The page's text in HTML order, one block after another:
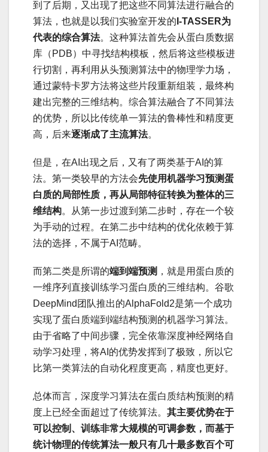
到了后期，又出现了把这些不同算法进行融合的
算法，也就是以我们实验室开发的 I-TASSER为
代表的综合算法。这种算法首先会从蛋白质数据
库（PDB）中寻找结构模板，然后将这些模板进
行切割，再利用从头预测算法中的物理学力场，
通过蒙特卡罗方法将这些片段重新组装，最终构
建出完整的三维结构。综合算法融合了不同算法
的优势，所以比传统单一算法的鲁棒性和精度更
高，后来逐渐成了主流算法。
但是，在AI出现之后，又有了两类基于AI的算
法。第一类较早的方法会先使用机器学习预测蛋
白质的局部性质，再从局部特征转换为整体的三
维结构。从第一步过渡到第二步时，存在一个较
为手动的过程。在第二步中结构的优化依赖于算
法的选择，不属于AI范畴。
而第二类是所谓的端到端预测 ，就是用蛋白质的
一维序列直接训练学习蛋白质的三维结构。谷歌
DeepMind团队推出的AlphaFold2是第一个成功
实现了蛋白质端到端结构预测的机器学习算法。
由于省略了中间步骤，完全依靠深度神经网络自
动学习处理，将AI的优势发挥到了极致，所以它
比第一类算法的自动化程度更高，精度也更好。
总体而言，深度学习算法在蛋白质结构预测的精
度上已经全面超过了传统算法。 其主要优势在于
可以控制、训练非常大规模的可调参数，而基于
统计物理的传统算法一般只有几十最多数百个可